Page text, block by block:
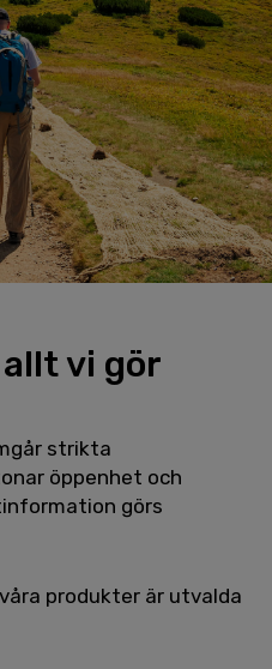
vi gör
strikta
öppenhet och
görs
produkter är utvalda